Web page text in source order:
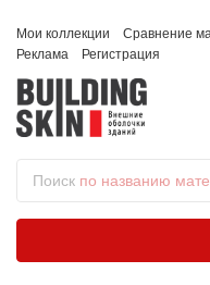
Мои коллекции Сравнение
Реклама
Регистрация
Поиск по названию